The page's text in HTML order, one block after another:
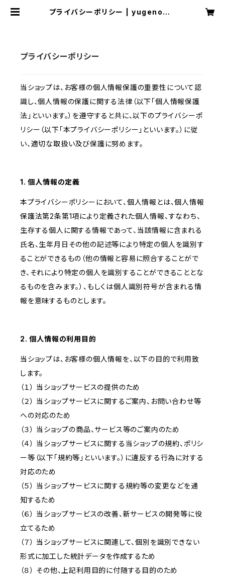
プライバシーポリシー | yugenomo
プライバシーポリシー
当ショップは、お客様の個人情報保護の重要性について認
識し、個人情報の保護に関する法律（以下「個人情報保護
法」といいます。）を遵守すると共に、以下のプライバシーポ
リシー（以下「本プライバシーポリシー」といいます。）に従
い、適切な取扱い及び保護に努めます。
1. 個人情報の定義
本プライバシーポリシーにおいて、個人情報とは、個人情報
保護法第2条第1項により定義された個人情報、すなわち、
生存する個人に関する情報であって、当該情報に含まれる
氏名、生年月日その他の記述等により特定の個人を識別す
ることができるもの（他の情報と容易に照合することがで
き、それにより特定の個人を識別することができることとな
るものを含みます。）、もしくは個人識別符号が含まれる情
報を意味するものとします。
2. 個人情報の利用目的
当ショップは、お客様の個人情報を、以下の目的で利用致
します。
（１） 当ショップサービスの提供のため
（２） 当ショップサービスに関するご案内、お問い合わせ等
への対応のため
（３） 当ショップの商品、サービス等のご案内のため
（４） 当ショップサービスに関する当ショップの規約、ポリシ
ー等（以下「規約等」といいます。）に違反する行為に対する
対応のため
（５） 当ショップサービスに関する規約等の変更などを通
知するため
（６） 当ショップサービスの改善、新サービスの開発等に役
立てるため
（７） 当ショップサービスに関連して、個別を識別できない
形式に加工した統計データを作成するため
（８） その他、上記利用目的に付随する目的のため